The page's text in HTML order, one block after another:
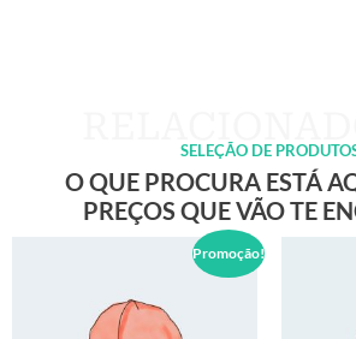
SELEÇÃO DE
O QUE PROCURA ESTÁ
PREÇOS QUE VÃO TE
Promoção!